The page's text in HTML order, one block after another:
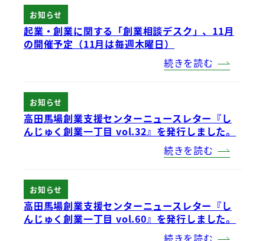
お知らせ
起業・創業に関する「創業相談デスク」、11月
の開催予定（11月は毎週木曜日）
続きを読む
お知らせ
高田馬場創業支援センターニュースレター『し
んじゅく創業一丁目 vol.32』を発行しました。
続きを読む
お知らせ
高田馬場創業支援センターニュースレター『し
んじゅく創業一丁目 vol.60』を発行しました。
続きを読む